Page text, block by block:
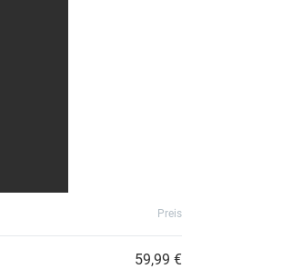
Preis
59,99 €